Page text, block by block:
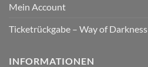
Mein Account
Ticketrückgabe – Way of Darkness
INFORMATIONEN